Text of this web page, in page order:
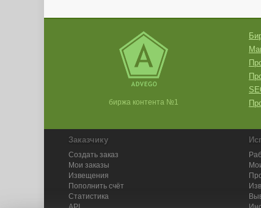
биржа контента №1
Заказчику
Создать заказ
Мои заказы
Извещения
Пополнить счёт
Статистика